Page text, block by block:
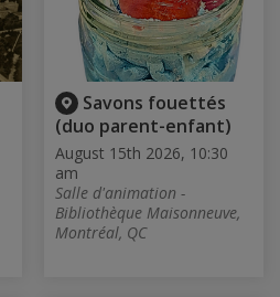
Savons fouettés
(duo parent-enfant)
August 15th 2026, 10:30
am
Salle d'animation -
Bibliothèque Maisonneuve,
Montréal, QC